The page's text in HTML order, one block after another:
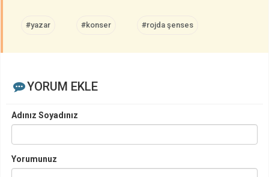
#yazar #konser #rojda şenses
YORUM EKLE
Adınız Soyadınız
Yorumunuz